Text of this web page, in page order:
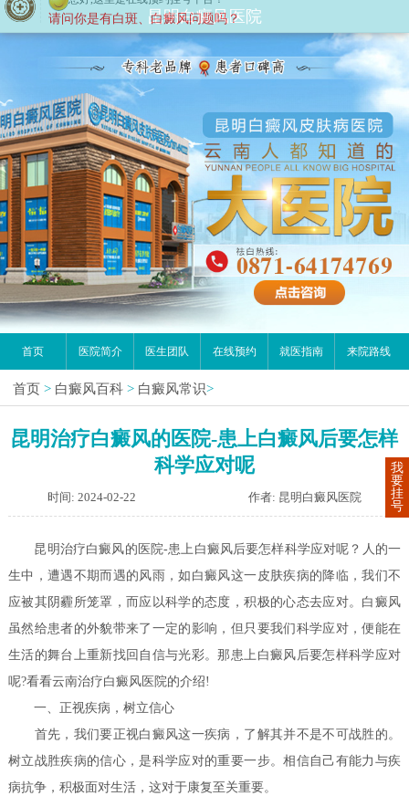
昆明白癜风医院
首页 医院简介 医生团队 在线预约 就医指南 来院路线
首页 > 白癜风百科 > 白癜风常识>
昆明治疗白癜风的医院-患上白癜风后要怎样
科学应对呢
时间: 2024-02-22 作者: 昆明白癜风医院
昆明治疗白癜风的医院-患上白癜风后要怎样科学应对呢？人的一
生中，遭遇不期而遇的风雨，如白癜风这一皮肤疾病的降临，我们不
应被其阴霾所笼罩，而应以科学的态度，积极的心态去应对。白癜风
虽然给患者的外貌带来了一定的影响，但只要我们科学应对，便能在
生活的舞台上重新找回自信与光彩。那患上白癜风后要怎样科学应对
呢?看看云南治疗白癜风医院的介绍!
一、正视疾病，树立信心
首先，我们要正视白癜风这一疾病，了解其并不是不可战胜的。
树立战胜疾病的信心，是科学应对的重要一步。相信自己有能力与疾
病抗争，积极面对生活，这对于康复至关重要。
我
要
挂
号